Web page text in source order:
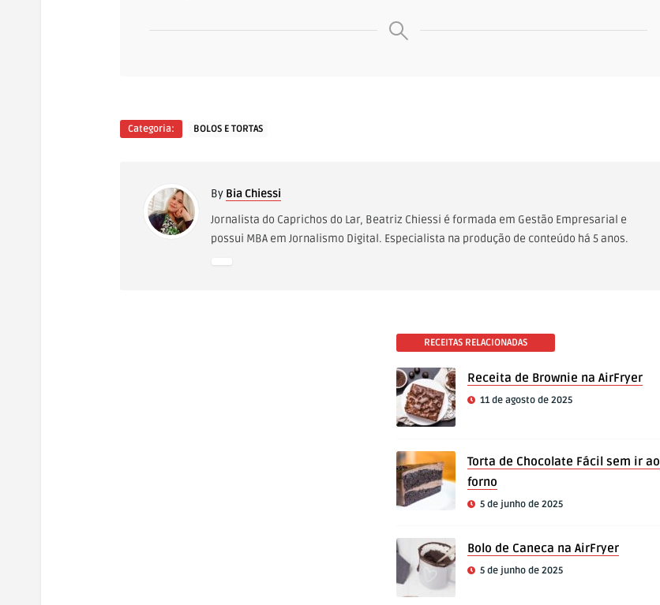
Categoria: BOLOS E TORTAS
By Bia Chiessi
Jornalista do Caprichos do Lar, Beatriz Chiessi é formada em Gestão Empresarial e
possui MBA em Jornalismo Digital. Especialista na produção de conteúdo há 5 anos.
RECEITAS RELACIONADAS
Receita de Brownie na AirFryer
11 de agosto de 2025
Torta de Chocolate Fácil sem ir ao
forno
5 de junho de 2025
Bolo de Caneca na AirFryer
5 de junho de 2025